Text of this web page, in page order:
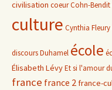
civilisation coeurCohn-Bendit
culture Cynthia Fleury
discoursDuhamel école
Élisabeth LévyEt si l'amour
france france 2france-